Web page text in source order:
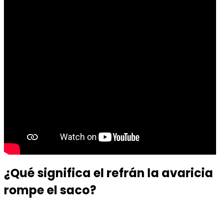
¿Qué significa el refrán la avaricia
rompe el saco?